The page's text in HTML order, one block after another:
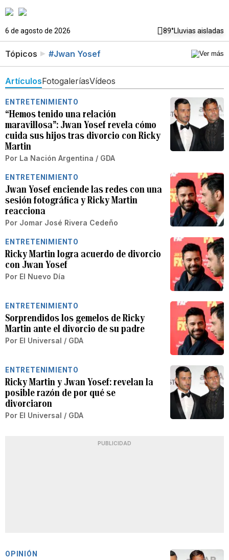
6 de agosto de 2026 89°Lluvias aisladas
Tópicos #Jwan Yosef
ArtículosFotogaleríasVídeos
ENTRETENIMIENTO
“Hemos tenido una relación
maravillosa”: Jwan Yosef revela cómo
cuida sus hijos tras divorcio con Ricky
Martin
Por La Nación Argentina / GDA
ENTRETENIMIENTO
Jwan Yosef enciende las redes con una
sesión fotográfica y Ricky Martin
reacciona
Por Jomar José Rivera Cedeño
ENTRETENIMIENTO
Ricky Martin logra acuerdo de divorcio
con Jwan Yosef
Por El Nuevo Día
ENTRETENIMIENTO
Sorprendidos los gemelos de Ricky
Martin ante el divorcio de su padre
Por El Universal / GDA
ENTRETENIMIENTO
Ricky Martin y Jwan Yosef: revelan la
posible razón de por qué se
divorciaron
Por El Universal / GDA
PUBLICIDAD
OPINIÓN